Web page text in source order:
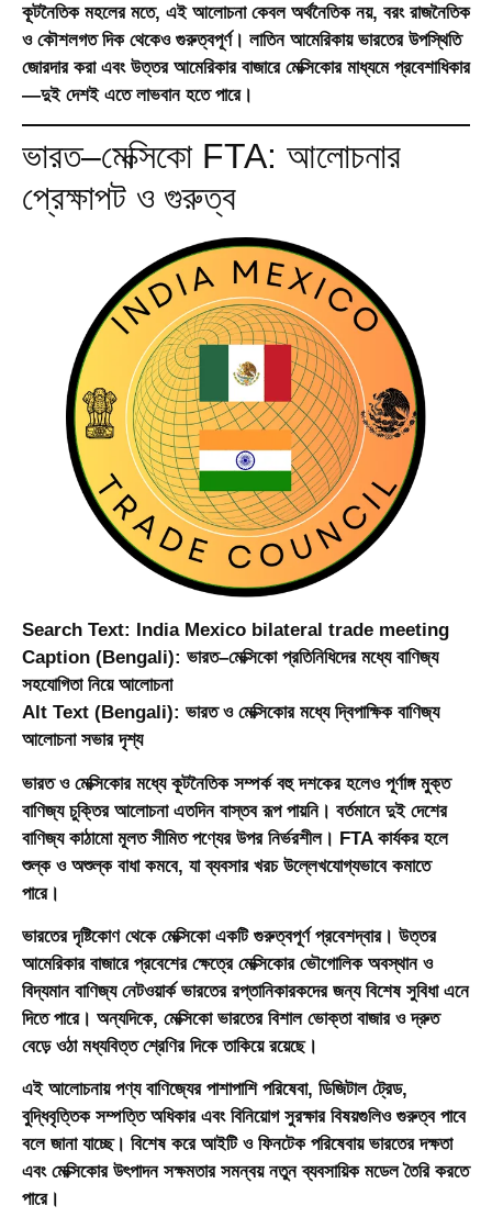
কূটনৈতিক মহলের মতে, এই আলোচনা কেবল অর্থনৈতিক নয়, বরং রাজনৈতিক
ও কৌশলগত দিক থেকেও গুরুত্বপূর্ণ। লাতিন আমেরিকায় ভারতের উপস্থিতি
জোরদার করা এবং উত্তর আমেরিকার বাজারে মেক্সিকোর মাধ্যমে প্রবেশাধিকার
—দুই দেশই এতে লাভবান হতে পারে।
ভারত–মেক্সিকো FTA: আলোচনার
প্রেক্ষাপট ও গুরুত্ব
Search Text:
India Mexico bilateral trade meeting
Caption (Bengali): ভারত–মেক্সিকো প্রতিনিধিদের মধ্যে বাণিজ্য
সহযোগিতা নিয়ে আলোচনা
Alt Text (Bengali): ভারত ও মেক্সিকোর মধ্যে দ্বিপাক্ষিক বাণিজ্য
আলোচনা সভার দৃশ্য
ভারত ও মেক্সিকোর মধ্যে কূটনৈতিক সম্পর্ক বহু দশকের হলেও পূর্ণাঙ্গ মুক্ত
বাণিজ্য চুক্তির আলোচনা এতদিন বাস্তব রূপ পায়নি। বর্তমানে দুই দেশের
বাণিজ্য কাঠামো মূলত সীমিত পণ্যের উপর নির্ভরশীল। FTA কার্যকর হলে
শুল্ক ও অশুল্ক বাধা কমবে, যা ব্যবসার খরচ উল্লেখযোগ্যভাবে কমাতে
পারে।
ভারতের দৃষ্টিকোণ থেকে মেক্সিকো একটি গুরুত্বপূর্ণ প্রবেশদ্বার। উত্তর
আমেরিকার বাজারে প্রবেশের ক্ষেত্রে মেক্সিকোর ভৌগোলিক অবস্থান ও
বিদ্যমান বাণিজ্য নেটওয়ার্ক ভারতের রপ্তানিকারকদের জন্য বিশেষ সুবিধা এনে
দিতে পারে। অন্যদিকে, মেক্সিকো ভারতের বিশাল ভোক্তা বাজার ও দ্রুত
বেড়ে ওঠা মধ্যবিত্ত শ্রেণির দিকে তাকিয়ে রয়েছে।
এই আলোচনায় পণ্য বাণিজ্যের পাশাপাশি পরিষেবা, ডিজিটাল ট্রেড,
বুদ্ধিবৃত্তিক সম্পত্তি অধিকার এবং বিনিয়োগ সুরক্ষার বিষয়গুলিও গুরুত্ব পাবে
বলে জানা যাচ্ছে। বিশেষ করে আইটি ও ফিনটেক পরিষেবায় ভারতের দক্ষতা
এবং মেক্সিকোর উৎপাদন সক্ষমতার সমন্বয় নতুন ব্যবসায়িক মডেল তৈরি করতে
পারে।